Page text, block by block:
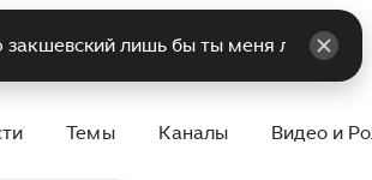
Темы Каналы Видео и